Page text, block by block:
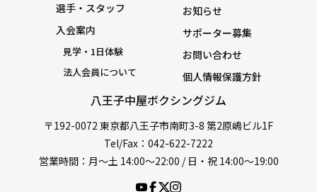
八王子中屋ボクシングジム
〒192-0072 東京都八王子市南町3-8 第2原嶋ビル1F
Tel/Fax：042-622-7222
営業時間：月〜土 14:00〜22:00 / 日・祝 14:00〜19:00
選手・スタッフ
入会案内
見学・1日体験
法人会員について
お知らせ
サポーター募集
お問い合わせ
個人情報保護方針